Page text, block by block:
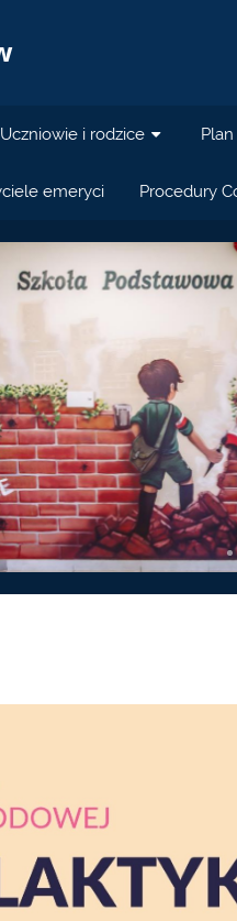
Uczniowie i rodzice
emeryci Procedury